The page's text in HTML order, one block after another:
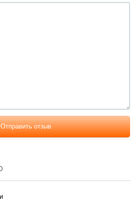
Отправить отзыв